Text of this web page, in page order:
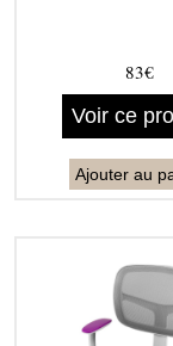
83€
Voir ce
Ajouter au